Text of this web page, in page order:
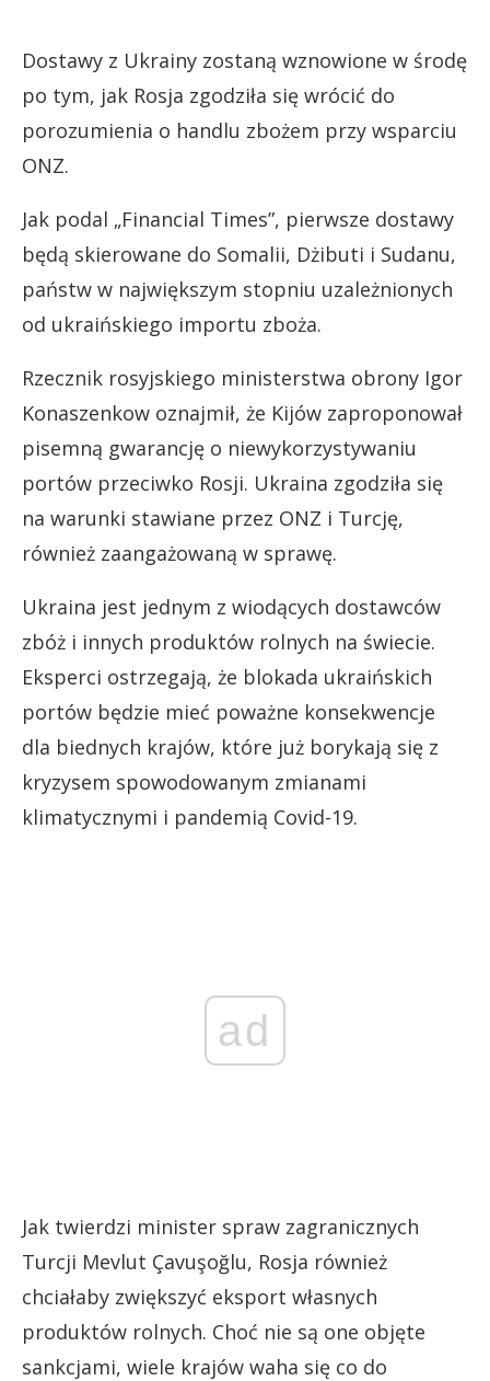
Dostawy z Ukrainy zostaną wznowione w środę
po tym, jak Rosja zgodziła się wrócić do
porozumienia o handlu zbożem przy wsparciu
ONZ.
Jak podal „Financial Times”, pierwsze dostawy
będą skierowane do Somalii, Dżibuti i Sudanu,
państw w największym stopniu uzależnionych
od ukraińskiego importu zboża.
Rzecznik rosyjskiego ministerstwa obrony Igor
Konaszenkow oznajmił, że Kijów zaproponował
pisemną gwarancję o niewykorzystywaniu
portów przeciwko Rosji. Ukraina zgodziła się
na warunki stawiane przez ONZ i Turcję,
również zaangażowaną w sprawę.
Ukraina jest jednym z wiodących dostawców
zbóż i innych produktów rolnych na świecie.
Eksperci ostrzegają, że blokada ukraińskich
portów będzie mieć poważne konsekwencje
dla biednych krajów, które już borykają się z
kryzysem spowodowanym zmianami
klimatycznymi i pandemią Covid-19.
ad
Jak twierdzi minister spraw zagranicznych
Turcji Mevlut Çavuşoğlu, Rosja również
chciałaby zwiększyć eksport własnych
produktów rolnych. Choć nie są one objęte
sankcjami, wiele krajów waha się co do